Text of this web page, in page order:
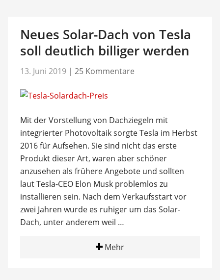
Neues Solar-Dach von Tesla
soll deutlich billiger werden
13. Juni 2019 | 25 Kommentare
Mit der Vorstellung von Dachziegeln mit
integrierter Photovoltaik sorgte Tesla im Herbst
2016 für Aufsehen. Sie sind nicht das erste
Produkt dieser Art, waren aber schöner
anzusehen als frühere Angebote und sollten
laut Tesla-CEO Elon Musk problemlos zu
installieren sein. Nach dem Verkaufsstart vor
zwei Jahren wurde es ruhiger um das Solar-
Dach, unter anderem weil …
Mehr